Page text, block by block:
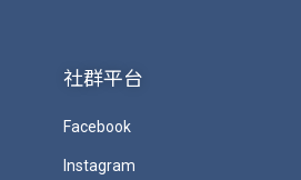
社群平台
Facebook
Instagram